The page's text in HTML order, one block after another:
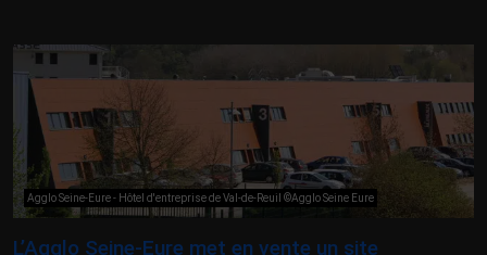
Agglo Seine-Eure - Hôtel d'entreprise de Val-de-Reuil ©Agglo Seine Eure
L’Agglo Seine-Eure met en vente un site